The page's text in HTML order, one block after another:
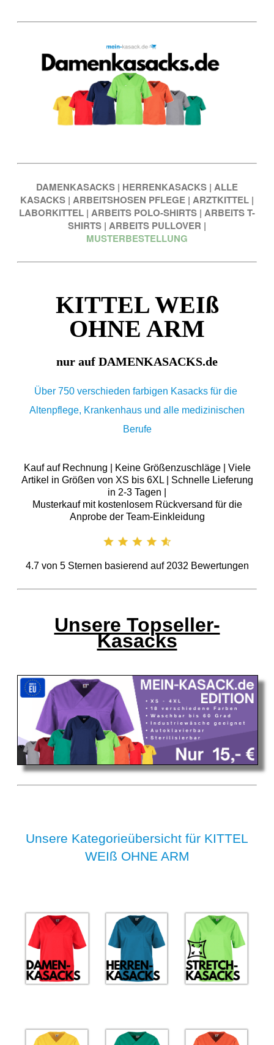
DAMENKASACKS | HERRENKASACKS | ALLE
KASACKS | ARBEITSHOSEN PFLEGE | ARZTKITTEL |
LABORKITTEL | ARBEITS POLO-SHIRTS | ARBEITS T-
SHIRTS | ARBEITS PULLOVER |
MUSTERBESTELLUNG
KITTEL WEIß
OHNE ARM
nur auf DAMENKASACKS.de
Über 750 verschieden farbigen Kasacks für die
Altenpflege, Krankenhaus und alle medizinischen
Berufe
Kauf auf Rechnung | Keine Größenzuschläge | Viele
Artikel in Größen von XS bis 6XL | Schnelle Lieferung
in 2-3 Tagen |
Musterkauf mit kostenlosem Rückversand für die
Anprobe der Team-Einkleidung
4.7von 5Sternen basierend auf 2032 Bewertungen
Unsere Topseller-
Kasacks
Unsere Kategorieübersicht für KITTEL
WEIß OHNE ARM